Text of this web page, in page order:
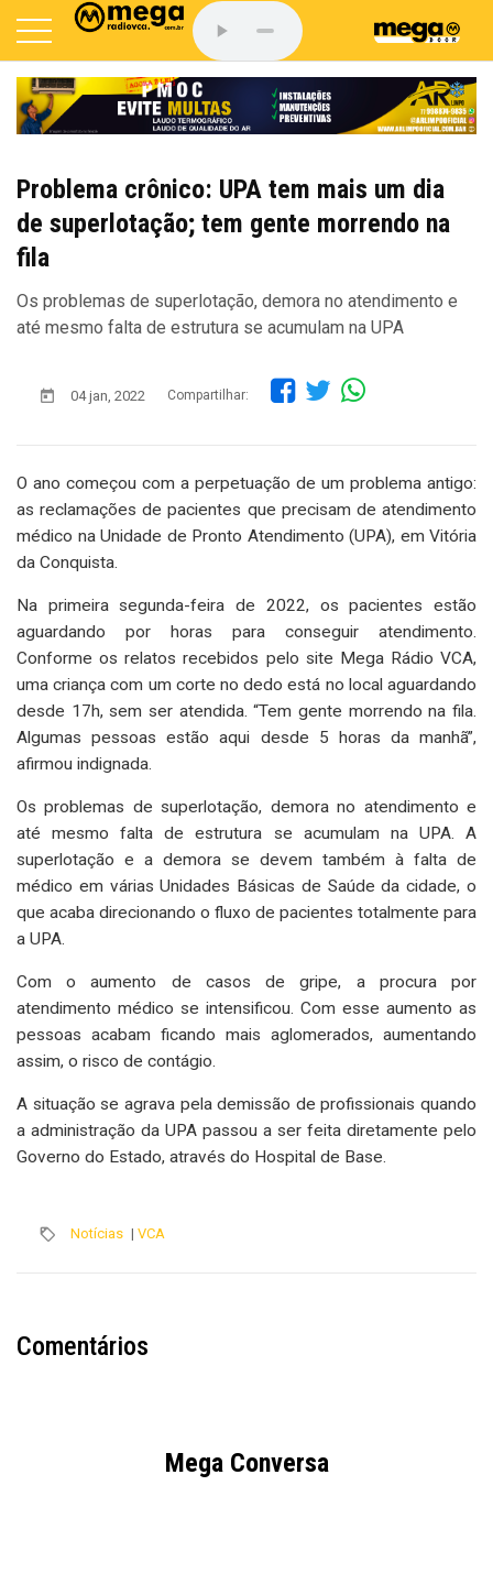
Problema crônico: UPA tem mais um dia
de superlotação; tem gente morrendo na
fila
Os problemas de superlotação, demora no atendimento e
até mesmo falta de estrutura se acumulam na UPA
04 jan, 2022 Compartilhar:
O ano começou com a perpetuação de um problema antigo:
as reclamações de pacientes que precisam de atendimento
médico na Unidade de Pronto Atendimento (UPA), em Vitória
da Conquista.
Na primeira segunda-feira de 2022, os pacientes estão
aguardando por horas para conseguir atendimento.
Conforme os relatos recebidos pelo site Mega Rádio VCA,
uma criança com um corte no dedo está no local aguardando
desde 17h, sem ser atendida. “Tem gente morrendo na fila.
Algumas pessoas estão aqui desde 5 horas da manhã”,
afirmou indignada.
Os problemas de superlotação, demora no atendimento e
até mesmo falta de estrutura se acumulam na UPA. A
superlotação e a demora se devem também à falta de
médico em várias Unidades Básicas de Saúde da cidade, o
que acaba direcionando o fluxo de pacientes totalmente para
a UPA.
Com o aumento de casos de gripe, a procura por
atendimento médico se intensificou. Com esse aumento as
pessoas acabam ficando mais aglomerados, aumentando
assim, o risco de contágio.
A situação se agrava pela demissão de profissionais quando
a administração da UPA passou a ser feita diretamente pelo
Governo do Estado, através do Hospital de Base.
Notícias | VCA
Comentários
Mega Conversa